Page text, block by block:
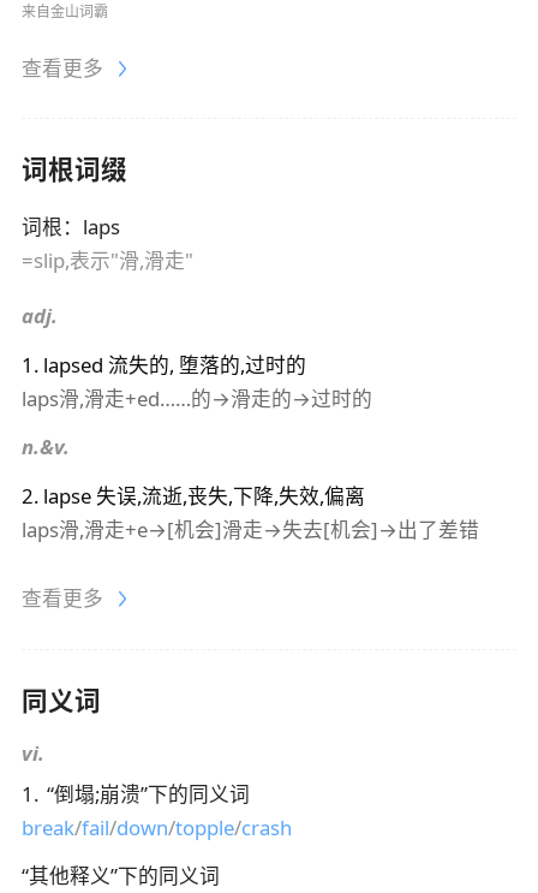
来自金山词霸
查看更多
词根词缀
词根： laps
=slip,表示"滑,滑走"
adj.
1 . lapsed 流失的, 堕落的,过时的
laps滑,滑走+ed……的→滑走的→过时的
n.&v.
2. lapse失误,流逝,丧失,下降,失效,偏离
laps滑,滑走+e→[机会]滑走→失去[机会]→出了差错
查看更多
同义词
vi.
1 . “倒塌;崩溃”下的同义词
break/fail/down/topple/crash
“其他释义”下的同义词